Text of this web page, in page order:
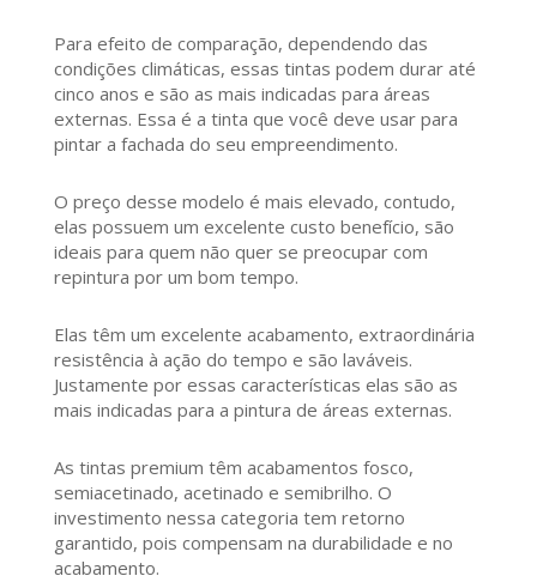
Para efeito de comparação, dependendo das
condições climáticas, essas tintas podem durar até
cinco anos e são as mais indicadas para áreas
externas. Essa é a tinta que você deve usar para
pintar a fachada do seu empreendimento.
O preço desse modelo é mais elevado, contudo,
elas possuem um excelente custo benefício, são
ideais para quem não quer se preocupar com
repintura por um bom tempo.
Elas têm um excelente acabamento, extraordinária
resistência à ação do tempo e são laváveis.
Justamente por essas características elas são as
mais indicadas para a pintura de áreas externas.
As tintas premium têm acabamentos fosco,
semiacetinado, acetinado e semibrilho. O
investimento nessa categoria tem retorno
garantido, pois compensam na durabilidade e no
acabamento.